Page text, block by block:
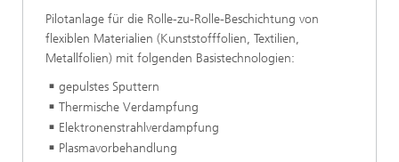
Pilotanlage für die Rolle-zu-Rolle-Beschichtung von
flexiblen Materialien (Kunststofffolien, Textilien,
Metallfolien) mit folgenden Basistechnologien:
gepulstes Sputtern
Thermische Verdampfung
Elektronenstrahlverdampfung
Plasmavorbehandlung